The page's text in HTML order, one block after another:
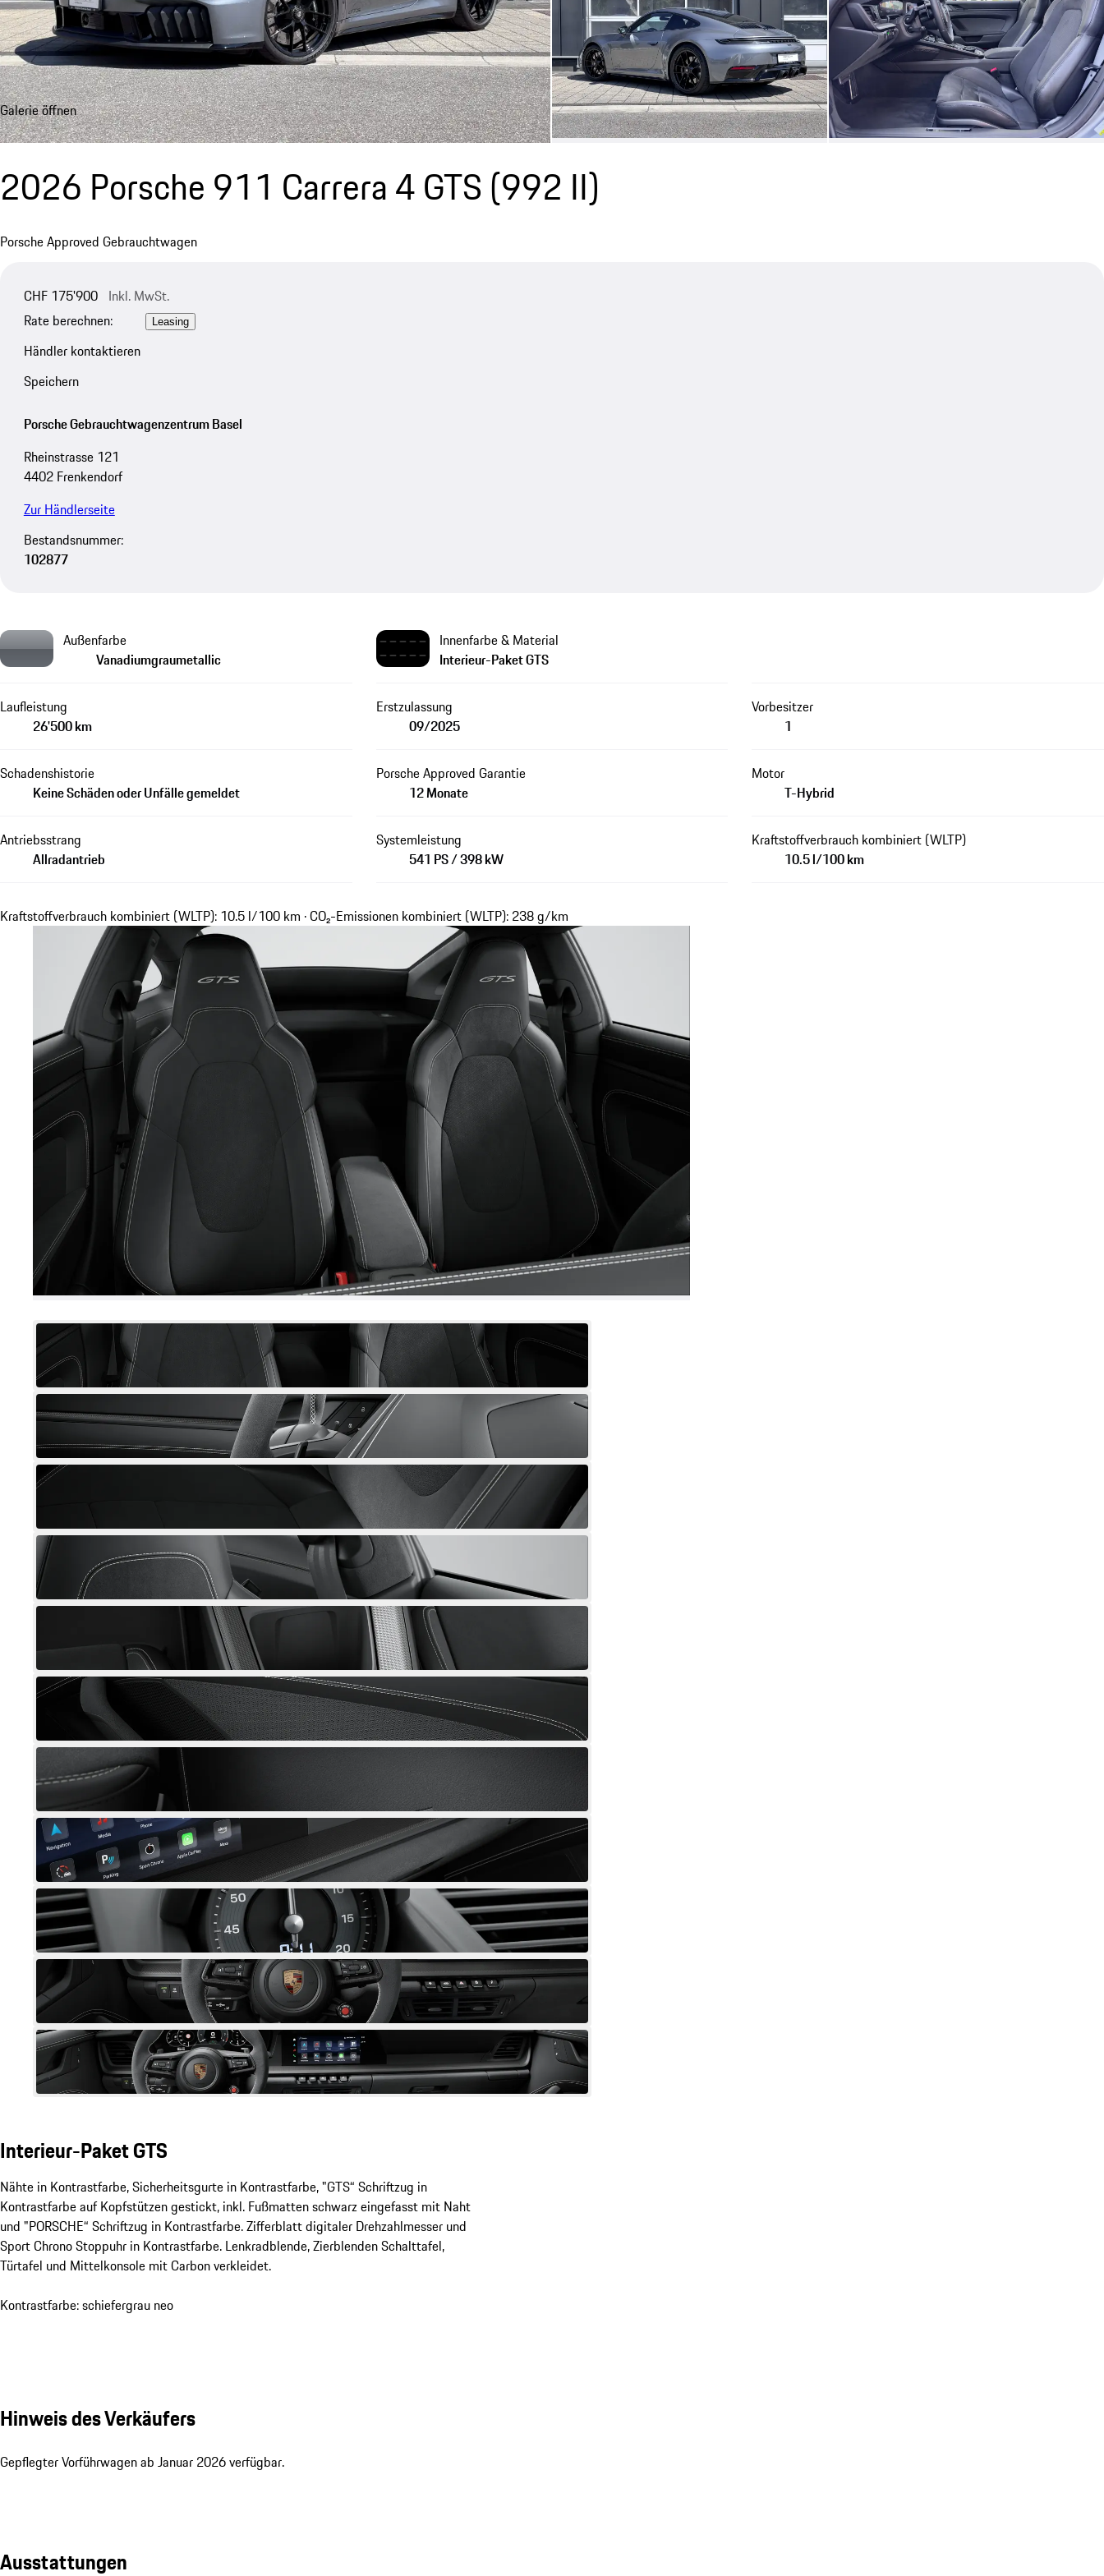
Galerie öffnen
2026 Porsche 911 Carrera 4 GTS (992 II)
Porsche Approved Gebrauchtwagen
CHF 175'900 Inkl. MwSt.
Rate berechnen:
Leasing
Händler kontaktieren
Speichern
Porsche Gebrauchtwagenzentrum Basel
Rheinstrasse 121
4402 Frenkendorf
Zur Händlerseite
Bestandsnummer:
102877
Außenfarbe
Vanadiumgraumetallic
Innenfarbe & Material
Interieur-Paket GTS
Laufleistung
26'500 km
Erstzulassung
09/2025
Vorbesitzer
1
Schadenshistorie
Keine Schäden oder Unfälle gemeldet
Porsche Approved Garantie
12 Monate
Motor
T-Hybrid
Antriebsstrang
Allradantrieb
Systemleistung
541 PS / 398 kW
Kraftstoffverbrauch kombiniert (WLTP)
10.5 l/100 km
Kraftstoffverbrauch kombiniert (WLTP): 10.5 l/100 km · CO₂-Emissionen kombiniert (WLTP): 238 g/km
Interieur-Paket GTS
Nähte in Kontrastfarbe, Sicherheitsgurte in Kontrastfarbe, "GTS“ Schriftzug in
Kontrastfarbe auf Kopfstützen gestickt, inkl. Fußmatten schwarz eingefasst mit Naht
und "PORSCHE“ Schriftzug in Kontrastfarbe. Zifferblatt digitaler Drehzahlmesser und
Sport Chrono Stoppuhr in Kontrastfarbe. Lenkradblende, Zierblenden Schalttafel,
Türtafel und Mittelkonsole mit Carbon verkleidet.
Kontrastfarbe: schiefergrau neo
Hinweis des Verkäufers
Gepflegter Vorführwagen ab Januar 2026 verfügbar.
Ausstattungen